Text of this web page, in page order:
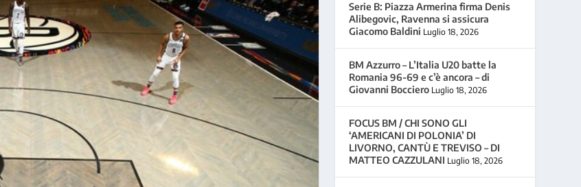
Serie B: Piazza Armerina firma Denis
Alibegovic, Ravenna si assicura
Giacomo Baldini Luglio 18, 2026
BM Azzurro – L’Italia U20 batte la
Romania 96-69 e c’è ancora – di
Giovanni Bocciero Luglio 18, 2026
FOCUS BM / CHI SONO GLI
‘AMERICANI DI POLONIA’ DI
LIVORNO, CANTÙ E TREVISO – DI
MATTEO CAZZULANI Luglio 18, 2026